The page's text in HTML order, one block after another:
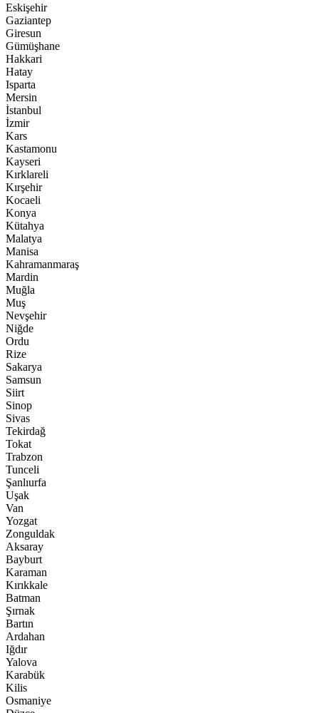
Eskişehir
Gaziantep
Giresun
Gümüşhane
Hakkari
Hatay
Isparta
Mersin
İstanbul
İzmir
Kars
Kastamonu
Kayseri
Kırklareli
Kırşehir
Kocaeli
Konya
Kütahya
Malatya
Manisa
Kahramanmaraş
Mardin
Muğla
Muş
Nevşehir
Niğde
Ordu
Rize
Sakarya
Samsun
Siirt
Sinop
Sivas
Tekirdağ
Tokat
Trabzon
Tunceli
Şanlıurfa
Uşak
Van
Yozgat
Zonguldak
Aksaray
Bayburt
Karaman
Kırıkkale
Batman
Şırnak
Bartın
Ardahan
Iğdır
Yalova
Karabük
Kilis
Osmaniye